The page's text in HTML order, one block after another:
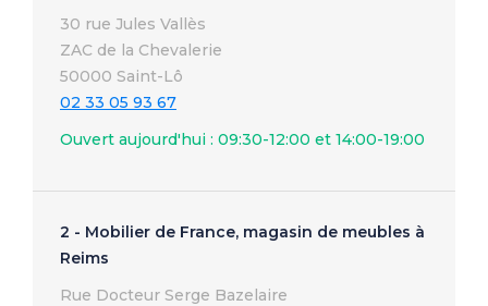
30 rue Jules Vallès
ZAC de la Chevalerie
50000 Saint-Lô
02 33 05 93 67
Ouvert aujourd'hui : 09:30-12:00 et 14:00-19:00
2 - Mobilier de France, magasin de meubles à
Reims
Rue Docteur Serge Bazelaire